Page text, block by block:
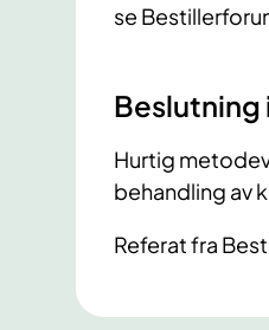
se
Beslutning
Hurtig
behandling av
Referat fra